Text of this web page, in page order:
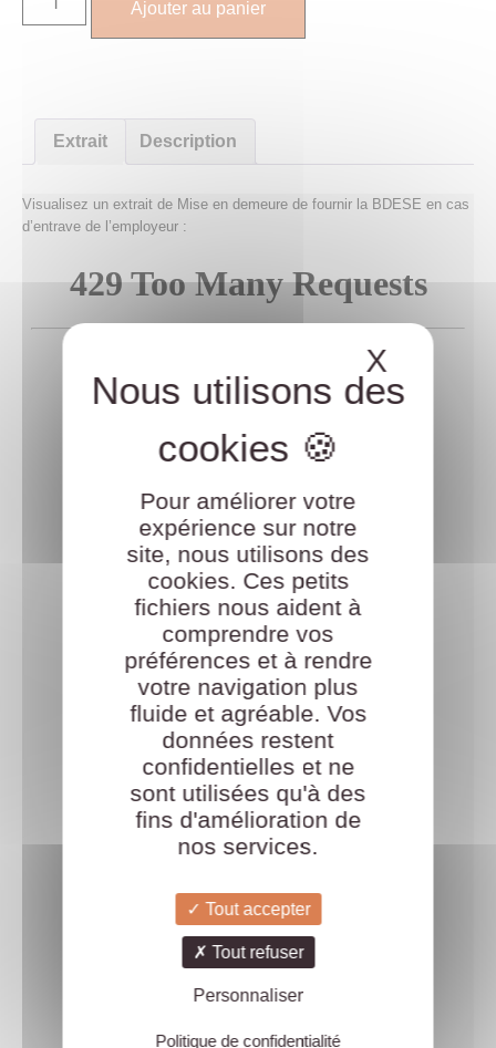
Pour améliorer votre
expérience sur notre
site, nous utilisons des
cookies. Ces petits
fichiers nous aident à
comprendre vos
préférences et à rendre
votre navigation plus
fluide et agréable. Vos
données restent
confidentielles et ne
sont utilisées qu'à des
fins d'amélioration de
nos services.
Tout accepter
Tout refuser
Personnaliser
Politique de confidentialité
X
Ajouter au panier
Extrait Description
Visualisez un extrait de Mise en demeure de fournir la BDESE en cas
d’entrave de l’employeur :